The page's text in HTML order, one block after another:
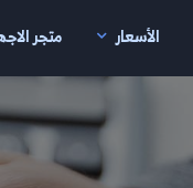
الأسعار متجر